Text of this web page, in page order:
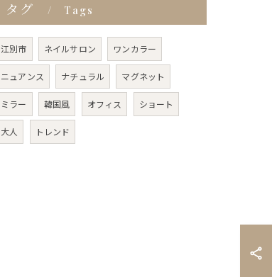
タグ Tags
江別市 ネイルサロン ワンカラー
ニュアンス ナチュラル マグネット
ミラー 韓国風 オフィス ショート
大人 トレンド